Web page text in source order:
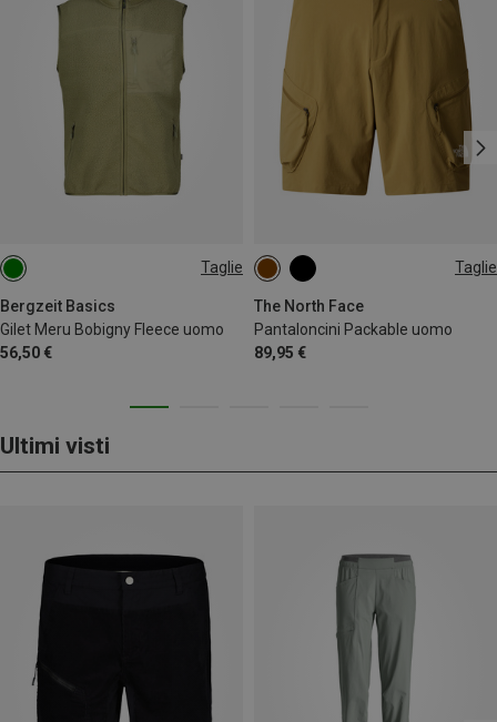
Taglie
Bergzeit Basics
Gilet Meru Bobigny Fleece uomo
56,50 €
S Taglie
The North Face
Pantaloncini Packable uomo
89,95 €
S M
Ultimi visti